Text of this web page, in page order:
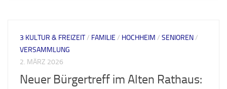
3 KULTUR & FREIZEIT/ FAMILIE / HOCHHEIM / SENIOREN/
VERSAMMLUNG
2. MÄRZ 2026
Neuer Bürgertreff im Alten Rathaus: